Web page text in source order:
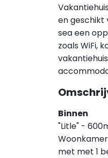
en geschikt
sea een
zoals WiFi,
Binnen
"Litle" -
met met 1